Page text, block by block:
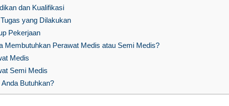
dan Kualifikasi
yang Dilakukan
Pekerjaan
Membutuhkan Perawat Medis atau Semi Medis?
Medis
Semi Medis
Butuhkan?